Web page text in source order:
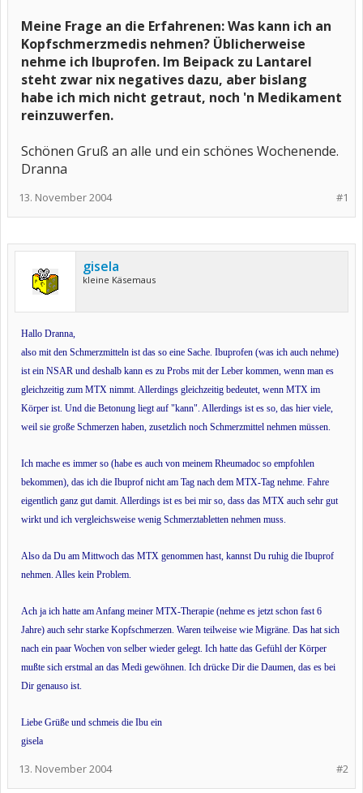
Meine Frage an die Erfahrenen: Was kann ich an
Kopfschmerzmedis nehmen? Üblicherweise
nehme ich Ibuprofen. Im Beipack zu Lantarel
steht zwar nix negatives dazu, aber bislang
habe ich mich nicht getraut, noch 'n Medikament
reinzuwerfen.
Schönen Gruß an alle und ein schönes Wochenende.
Dranna
#1
13. November 2004
gisela
kleine Käsemaus
Hallo Dranna,
also mit den Schmerzmitteln ist das so eine Sache. Ibuprofen (was ich auch nehme)
ist ein NSAR und deshalb kann es zu Probs mit der Leber kommen, wenn man es
gleichzeitig zum MTX nimmt. Allerdings gleichzeitig bedeutet, wenn MTX im
Körper ist. Und die Betonung liegt auf "kann". Allerdings ist es so, das hier viele,
weil sie große Schmerzen haben, zusetzlich noch Schmerzmittel nehmen müssen.
Ich mache es immer so (habe es auch von meinem Rheumadoc so empfohlen
bekommen), das ich die Ibuprof nicht am Tag nach dem MTX-Tag nehme. Fahre
eigentlich ganz gut damit. Allerdings ist es bei mir so, dass das MTX auch sehr gut
wirkt und ich vergleichsweise wenig Schmerztabletten nehmen muss.
Also da Du am Mittwoch das MTX genommen hast, kannst Du ruhig die Ibuprof
nehmen. Alles kein Problem.
Ach ja ich hatte am Anfang meiner MTX-Therapie (nehme es jetzt schon fast 6
Jahre) auch sehr starke Kopfschmerzen. Waren teilweise wie Migräne. Das hat sich
nach ein paar Wochen von selber wieder gelegt. Ich hatte das Gefühl der Körper
mußte sich erstmal an das Medi gewöhnen. Ich drücke Dir die Daumen, das es bei
Dir genauso ist.
Liebe Grüße und schmeis die Ibu ein
gisela
#2
13. November 2004